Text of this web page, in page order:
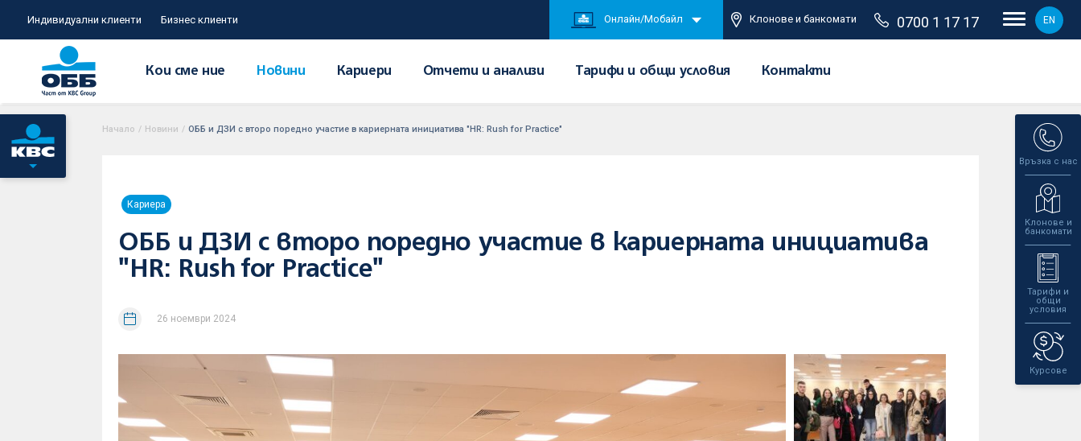
Индивидуални клиенти Бизнес клиенти Онлайн/Мобайл Клонове и банкомати 0700 1 17 17 EN
Кои сме ние Новини Кариери Отчети и анализи Тарифи и общи условия Контакти
Връзка с нас
Клонове и
банкомати
Тарифи и
общи
условия
Курсове
Начало / Новини / ОББ и ДЗИ с второ поредно участие в кариерната инициатива "HR: Rush for Practice"
Кариера
ОББ и ДЗИ с второ поредно участие в кариерната инициатива
"HR: Rush for Practice"
26 ноември 2024